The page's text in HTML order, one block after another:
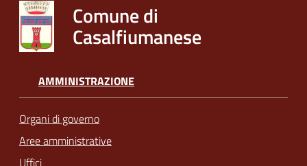
Comune di
Casalfiumanese
AMMINISTRAZIONE
Organi di governo
Aree amministrative
Uffici